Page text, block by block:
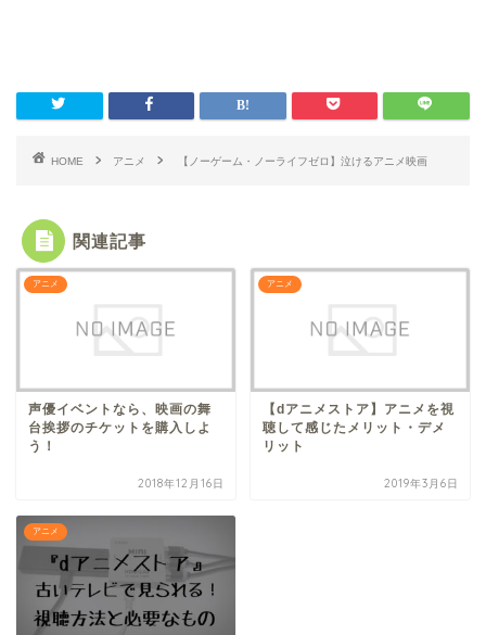
HOME アニメ 【ノーゲーム・ノーライフゼロ】泣けるアニメ映画
関連記事
アニメ
声優イベントなら、映画の舞
台挨拶のチケットを購入しよ
う！
2018年12月16日
アニメ
【dアニメストア】アニメを視
聴して感じたメリット・デメ
リット
2019年3月6日
アニメ